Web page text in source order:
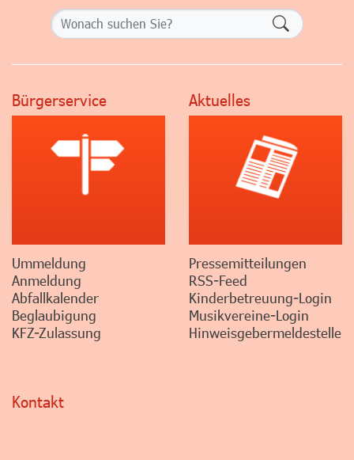
Bürgerservice
Ummeldung
Anmeldung
Abfallkalender
Beglaubigung
KFZ-Zulassung
Aktuelles
Pressemitteilungen
RSS-Feed
Kinderbetreuung-Login
Musikvereine-Login
Hinweisgebermeldestelle
Kontakt